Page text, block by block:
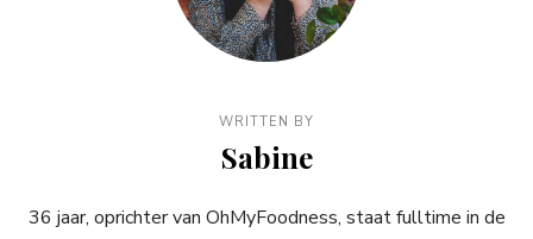
WRITTEN BY
Sabine
36 jaar, oprichter van OhMyFoodness, staat fulltime in de